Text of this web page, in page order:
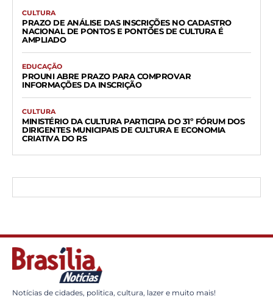
CULTURA
PRAZO DE ANÁLISE DAS INSCRIÇÕES NO CADASTRO
NACIONAL DE PONTOS E PONTÕES DE CULTURA É
AMPLIADO
EDUCAÇÃO
PROUNI ABRE PRAZO PARA COMPROVAR
INFORMAÇÕES DA INSCRIÇÃO
CULTURA
MINISTÉRIO DA CULTURA PARTICIPA DO 31º FÓRUM DOS
DIRIGENTES MUNICIPAIS DE CULTURA E ECONOMIA
CRIATIVA DO RS
Notícias de cidades, politica, cultura, lazer e muito mais!